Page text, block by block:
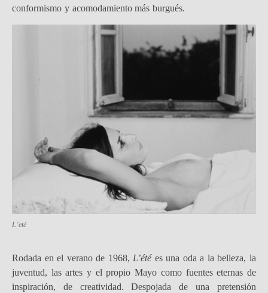
conformismo y acomodamiento más burgués.
L’eté
Rodada en el verano de 1968, L’été es una oda a la belleza, la
juventud, las artes y el propio Mayo como fuentes eternas de
inspiración, de creatividad. Despojada de una pretensión